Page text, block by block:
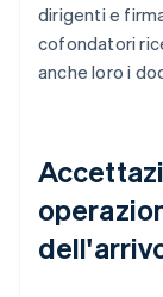
dirigenti e
cofondatori
anche loro i